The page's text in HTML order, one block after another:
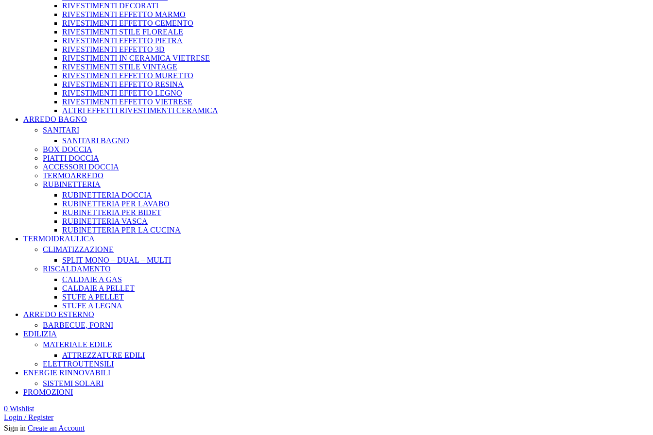
RIVESTIMENTI DECORATI
RIVESTIMENTI EFFETTO MARMO
RIVESTIMENTI EFFETTO CEMENTO
RIVESTIMENTI STILE FLOREALE
RIVESTIMENTI EFFETTO PIETRA
RIVESTIMENTI EFFETTO 3D
RIVESTIMENTI IN CERAMICA VIETRESE
RIVESTIMENTI STILE VINTAGE
RIVESTIMENTI EFFETTO MURETTO
RIVESTIMENTI EFFETTO RESINA
RIVESTIMENTI EFFETTO LEGNO
RIVESTIMENTI EFFETTO VIETRESE
ALTRI EFFETTI RIVESTIMENTI CERAMICA
ARREDO BAGNO
SANITARI
SANITARI BAGNO
BOX DOCCIA
PIATTI DOCCIA
ACCESSORI DOCCIA
TERMOARREDO
RUBINETTERIA
RUBINETTERIA DOCCIA
RUBINETTERIA PER LAVABO
RUBINETTERIA PER BIDET
RUBINETTERIA VASCA
RUBINETTERIA PER LA CUCINA
TERMOIDRAULICA
CLIMATIZZAZIONE
SPLIT MONO – DUAL – MULTI
RISCALDAMENTO
CALDAIE A GAS
CALDAIE A PELLET
STUFE A PELLET
STUFE A LEGNA
ARREDO ESTERNO
BARBECUE, FORNI
EDILIZIA
MATERIALE EDILE
ATTREZZATURE EDILI
ELETTROUTENSILI
ENERGIE RINNOVABILI
SISTEMI SOLARI
PROMOZIONI
0 Wishlist
Login / Register
Sign in Create an Account